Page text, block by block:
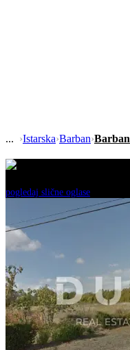
›Istarska›Barban›Barban
pogledaj slične oglase